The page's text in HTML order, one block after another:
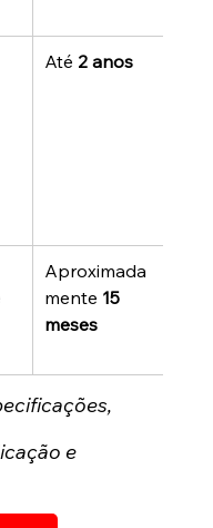
Até 2 anos
Aproximada
mente 15
meses
e